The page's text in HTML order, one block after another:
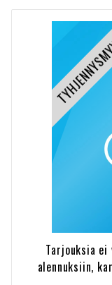
Tarjouksia
alennuksiin,